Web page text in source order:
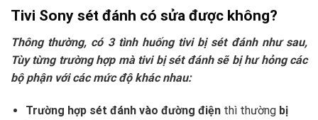
Tivi Sony sét đánh có sửa được không?
Thông thường, có 3 tình huống tivi bị sét đánh như sau,
Tùy từng trường hợp mà tivi bị sét đánh sẽ bị hư hỏng các
bộ phận với các mức độ khác nhau:
Trường hợp sét đánh vào đường điệnthì thường bị